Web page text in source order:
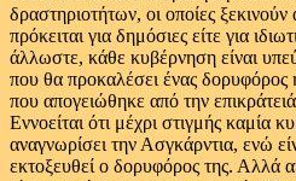
δραστηριοτήτων, οι οποίες ξεκινούν
πρόκειται για δημόσιες είτε για
άλλωστε, κάθε κυβέρνηση είναι
που θα προκαλέσει ένας δορυφόρος
που απογειώθηκε από την
Εννοείται ότι μέχρι στιγμής
αναγνωρίσει την Ασγκάρντια, ενώ
εκτοξευθεί ο δορυφόρος της. Αλλά